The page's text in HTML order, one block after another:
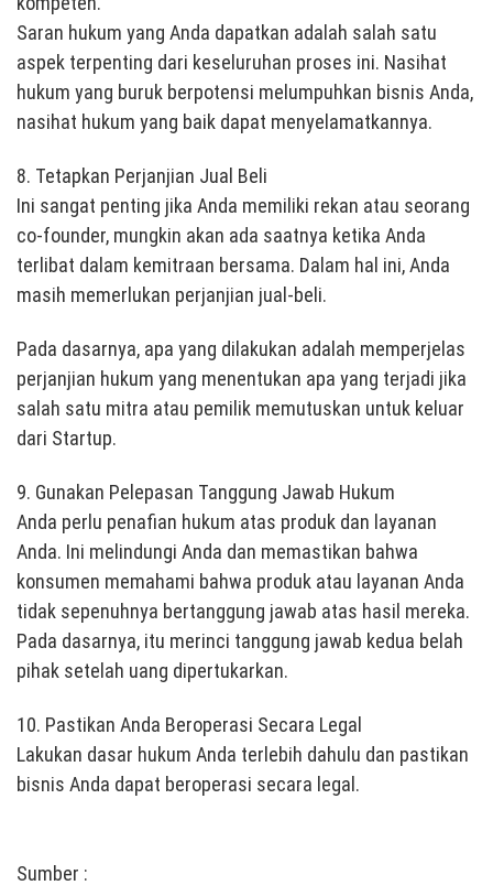
Saran hukum yang Anda dapatkan adalah salah satu
aspek terpenting dari keseluruhan proses ini. Nasihat
hukum yang buruk berpotensi melumpuhkan bisnis Anda,
nasihat hukum yang baik dapat menyelamatkannya.
8. Tetapkan Perjanjian Jual Beli
Ini sangat penting jika Anda memiliki rekan atau seorang
co-founder, mungkin akan ada saatnya ketika Anda
terlibat dalam kemitraan bersama. Dalam hal ini, Anda
masih memerlukan perjanjian jual-beli.
Pada dasarnya, apa yang dilakukan adalah memperjelas
perjanjian hukum yang menentukan apa yang terjadi jika
salah satu mitra atau pemilik memutuskan untuk keluar
dari Startup.
9. Gunakan Pelepasan Tanggung Jawab Hukum
Anda perlu penafian hukum atas produk dan layanan
Anda. Ini melindungi Anda dan memastikan bahwa
konsumen memahami bahwa produk atau layanan Anda
tidak sepenuhnya bertanggung jawab atas hasil mereka.
Pada dasarnya, itu merinci tanggung jawab kedua belah
pihak setelah uang dipertukarkan.
10. Pastikan Anda Beroperasi Secara Legal
Lakukan dasar hukum Anda terlebih dahulu dan pastikan
bisnis Anda dapat beroperasi secara legal.
Sumber :